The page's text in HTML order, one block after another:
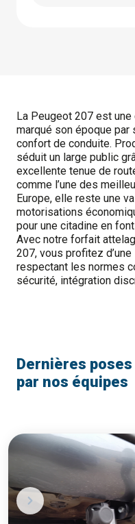
La Peugeot 207 est
marqué son époque
confort de conduite.
séduit un large public
excellente tenue de
comme l’une des
Europe, elle reste une
motorisations
pour une citadine en
Avec notre forfait
207, vous profitez
respectant les normes
sécurité, intégration
Dernières poses
par nos équipes